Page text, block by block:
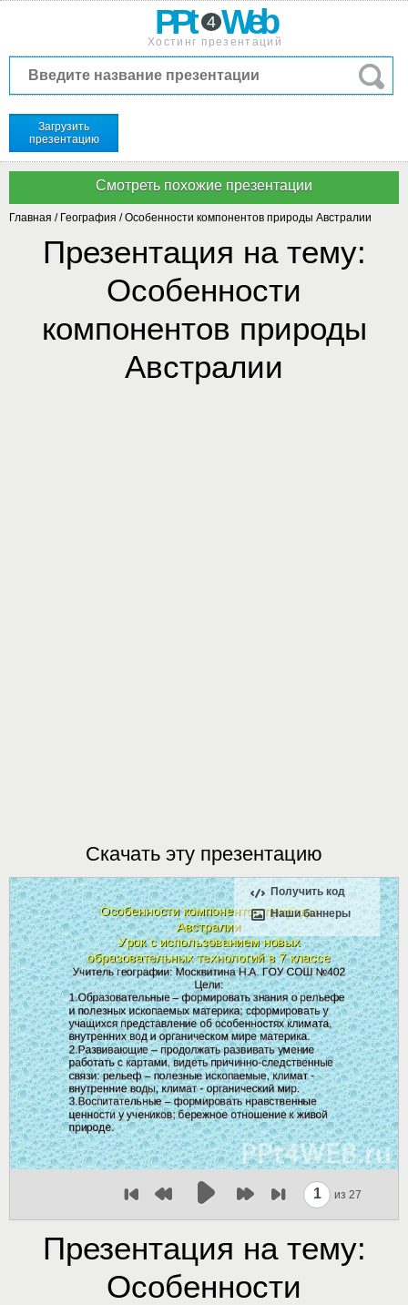
PPt 4 Web
Хостинг презентаций
Загрузить
презентацию
Главная / География /Особенности компонентов природы Австралии
Презентация на тему:
Особенности
компонентов природы
Австралии
Скачать эту презентацию
Получить код
Наши баннеры
1 из 27
Презентация на тему:
Особенности